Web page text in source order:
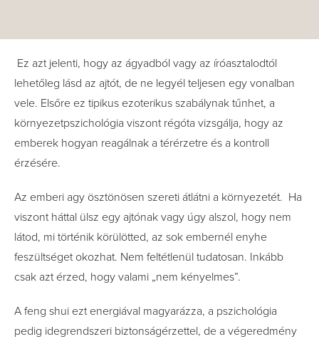
Ez azt jelenti, hogy az ágyadból vagy az íróasztalodtól
lehetőleg lásd az ajtót, de ne legyél teljesen egy vonalban
vele. Elsőre ez tipikus ezoterikus szabálynak tűnhet, a
környezetpszichológia viszont régóta vizsgálja, hogy az
emberek hogyan reagálnak a térérzetre és a kontroll
érzésére.
Az emberi agy ösztönösen szereti átlátni a környezetét. Ha
viszont háttal ülsz egy ajtónak vagy úgy alszol, hogy nem
látod, mi történik körülötted, az sok embernél enyhe
feszültséget okozhat. Nem feltétlenül tudatosan. Inkább
csak azt érzed, hogy valami „nem kényelmes”.
A feng shui ezt energiával magyarázza, a pszichológia
pedig idegrendszeri biztonságérzettel, de a végeredmény